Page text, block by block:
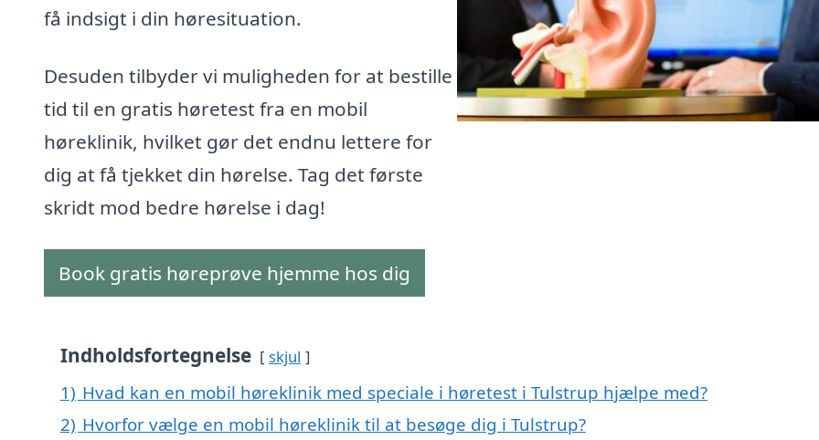
få indsigt i din høresituation.
Desuden tilbyder vi muligheden for at bestille
tid til en gratis høretest fra en mobil
høreklinik, hvilket gør det endnu lettere for
dig at få tjekket din hørelse. Tag det første
skridt mod bedre hørelse i dag!
Book gratis høreprøve hjemme hos dig
Indholdsfortegnelse skjul
1) Hvad kan en mobil høreklinik med speciale i høretest i Tulstrup hjælpe med?
2) Hvorfor vælge en mobil høreklinik til at besøge dig i Tulstrup?